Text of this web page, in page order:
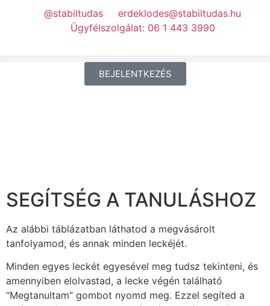
@stabiltudas
erdeklodes@stabiltudas.hu
Ügyfélszolgálat: 06 1 443 3990
BEJELENTKEZÉS
SEGÍTSÉG A TANULÁSHOZ
Az alábbi táblázatban láthatod a megvásárolt
tanfolyamod, és annak minden leckéjét.
Minden egyes leckét egyesével meg tudsz tekinteni, és
amennyiben elolvastad, a lecke végén található
“Megtanultam” gombot nyomd meg. Ezzel segíted a